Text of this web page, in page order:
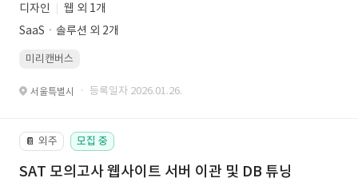
디자인
웹 외 1개
SaaSㆍ솔루션 외 2개
미리캔버스
서울특별시 · 등록일자 2026.01.26.
📔 외주 모집 중
SAT 모의고사 웹사이트 서버 이관 및 DB 튜닝